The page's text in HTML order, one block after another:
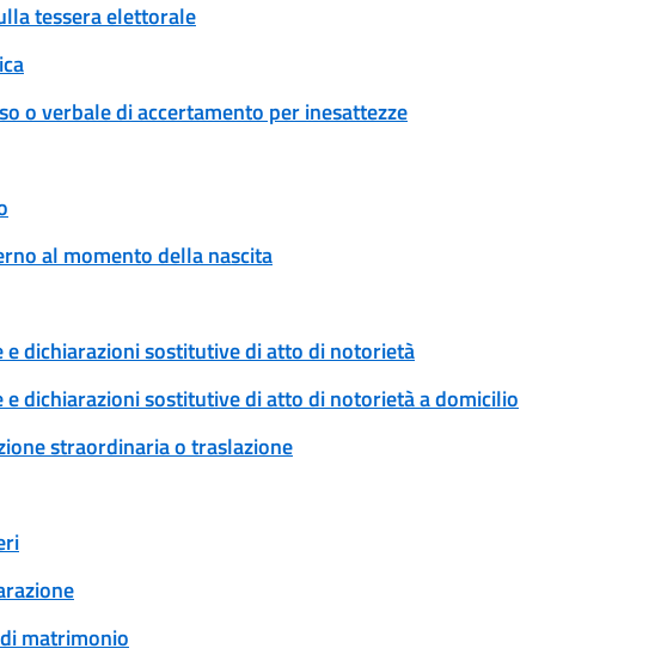
tessera elettorale
o verbale di accertamento per inesattezze
al momento della nascita
dichiarazioni sostitutive di atto di notorietà
dichiarazioni sostitutive di atto di notorietà a domicilio
straordinaria o traslazione
matrimonio